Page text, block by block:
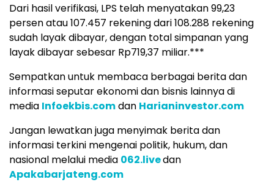
Dari hasil verifikasi, LPS telah menyatakan 99,23
persen atau 107.457 rekening dari 108.288 rekening
sudah layak dibayar, dengan total simpanan yang
layak dibayar sebesar Rp719,37 miliar.***
Sempatkan untuk membaca berbagai berita dan
informasi seputar ekonomi dan bisnis lainnya di
media Infoekbis.comdan Harianinvestor.com
Jangan lewatkan juga menyimak berita dan
informasi terkini mengenai politik, hukum, dan
nasional melalui media 062.livedan
Apakabarjateng.com